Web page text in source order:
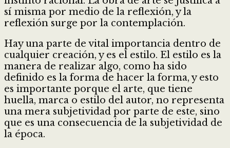
sí misma por medio de la reflexión, y la
reflexión surge por la contemplación.
Hay una parte de vital importancia dentro de
cualquier creación, y es el estilo. El estilo es la
manera de realizar algo, como ha sido
definido es la forma de hacer la forma, y esto
es importante porque el arte, que tiene
huella, marca o estilo del autor, no representa
una mera subjetividad por parte de este, sino
que es una consecuencia de la subjetividad de
la época.